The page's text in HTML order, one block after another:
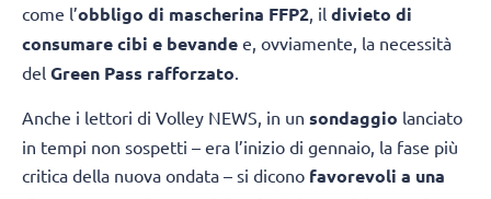
come l’obbligo di mascherina FFP2 , il divieto di
consumare cibi e bevande e, ovviamente, la necessità
del Green Pass rafforzato
Anche i lettori di Volley NEWS, in un sondaggio lanciato
in tempi non sospetti – era l’inizio di gennaio, la fase più
critica della nuova ondata – si dicono favorevoli a una